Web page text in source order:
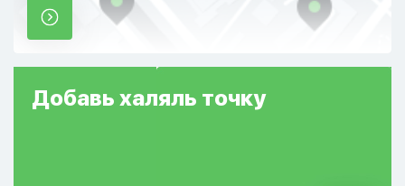
Добавь халяль точку